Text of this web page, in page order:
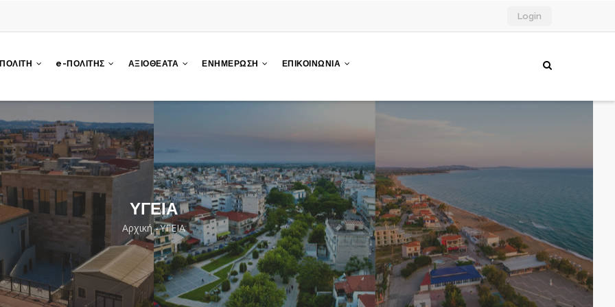
Login
e-ΠΟΛΙΤΗΣ ΑΞΙΟΘΕΑΤΑ ΕΝΗΜΕΡΩΣΗ ΕΠΙΚΟΙΝΩΝΙΑ
ΥΓΕΙΑ
Breadcrumb
Αρχική -ΥΓΕΙΑ